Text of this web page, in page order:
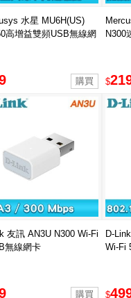
水星 MU6H(US)
高增益雙頻USB無線網
N300
$
友訊 AN3U N300 Wi-Fi
無線網卡
D-
Wi-Fi
$